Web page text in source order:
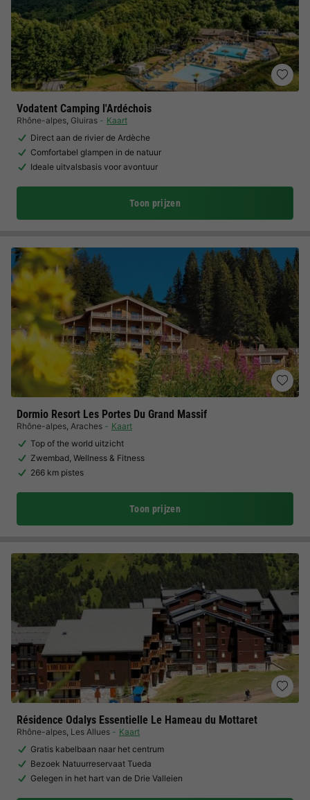
Vodatent Camping l'Ardéchois
Rhône-alpes, Gluiras
Kaart
Direct aan de rivier de Ardèche
Comfortabel glampen in de natuur
Ideale uitvalsbasis voor avontuur
Toon prijzen
Dormio Resort Les Portes Du Grand Massif
Rhône-alpes, Araches
Kaart
Top of the world uitzicht
Zwembad, Wellness & Fitness
266 km pistes
Toon prijzen
Résidence Odalys Essentielle Le Hameau du Mottaret
Rhône-alpes, Les Allues
Kaart
Gratis kabelbaan naar het centrum
Bezoek Natuurreservaat Tueda
Gelegen in het hart van de Drie Valleien